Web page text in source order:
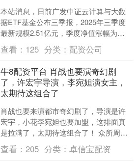
本站消息，日前广发中证云计算与大数
据ETF基金公布三季报，2025年三季度
最新规模2.51亿元，季度净值涨幅为
40.08%。 从业绩表现来看，广发中证云
计算与大....
查看： 125 分类： 配资公司
牛8配资平台 肖战也要演奇幻剧
了，许宏宇导演，李宛妲演女主，
太期待这组合了
肖战也要来演都市奇幻剧了，导演是许
宏宇，小花李宛妲也要加盟，这排面真
是拉满了，太期待这组合了！ 众所周
知，肖战是目前新生代男演员里的佼佼
者！出众的颜值加上越来越....
查看：205 分类：卓信宝配资